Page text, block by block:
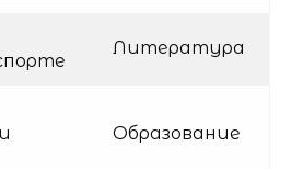
Литература
Образование